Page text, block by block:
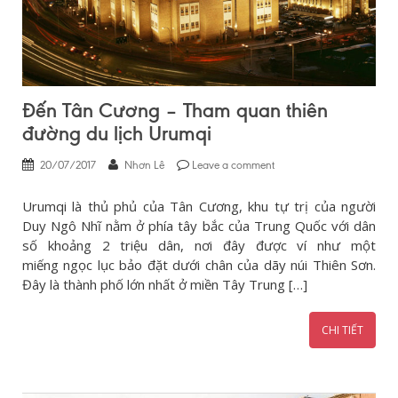
Đến Tân Cương – Tham quan thiên
đường du lịch Urumqi
20/07/2017 Nhơn Lê Leave a comment
Urumqi là thủ phủ của Tân Cương, khu tự trị của người
Duy Ngô Nhĩ nằm ở phía tây bắc của Trung Quốc với dân
số khoảng 2 triệu dân, nơi đây được ví như một
miếng ngọc lục bảo đặt dưới chân của dãy núi Thiên Sơn.
Đây là thành phố lớn nhất ở miền Tây Trung […]
CHI TIẾT